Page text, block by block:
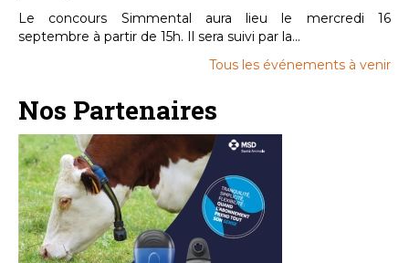
Le concours Simmental aura lieu le mercredi 16
septembre à partir de 15h. Il sera suivi par la...
Tous les événements à venir
Nos Partenaires